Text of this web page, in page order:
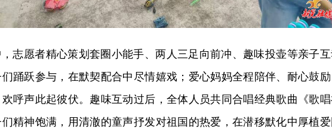
志愿者精心策划套圈小能手、两人三足向前冲、趣味投壶等亲子
踊跃参与，在默契配合中尽情嬉戏；爱心妈妈全程陪伴、耐心鼓
呼声此起彼伏。趣味互动过后，全体人员共同合唱经典歌曲《歌
们精神饱满，用清澈的童声抒发对祖国的热爱，在潜移默化中厚植